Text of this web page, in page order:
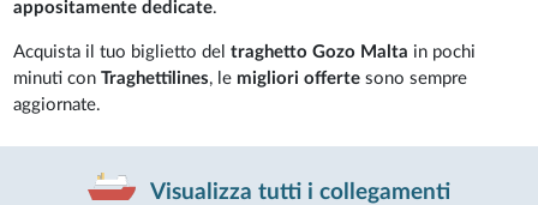
appositamente dedicate.
Acquista il tuo biglietto deltraghetto Gozo Malta in pochi
minuti conTraghettilines, le migliori offerte sono sempre
aggiornate.
Visualizza tutti i collegamenti